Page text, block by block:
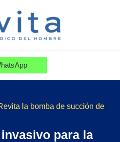
la bomba de succión de
para la